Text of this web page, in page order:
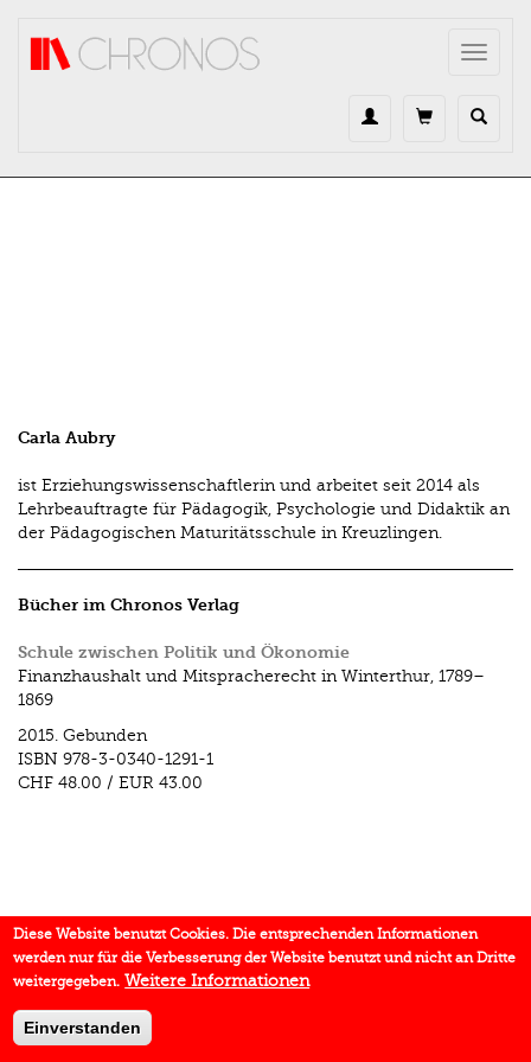
Toggle
Carla Aubry
ist Erziehungswissenschaftlerin und arbeitet seit 2014 als
Lehrbeauftragte für Pädagogik, Psychologie und Didaktik an
der Pädagogischen Maturitätsschule in Kreuzlingen.
Bücher im Chronos Verlag
Schule zwischen Politik und Ökonomie
Finanzhaushalt und Mitspracherecht in Winterthur, 1789–
1869
2015. Gebunden
ISBN 978-3-0340-1291-1
CHF 48.00 / EUR 43.00
Diese Website benutzt Cookies. Die entsprechenden Informationen
werden nur für die Verbesserung der Website benutzt und nicht an Dritte
weitergegeben. Weitere Informationen
Einverstanden